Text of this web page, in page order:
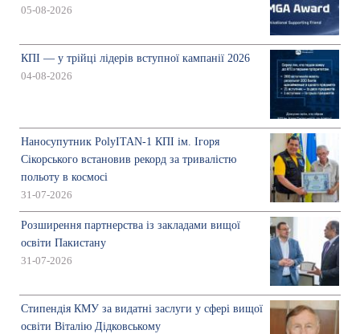
05-08-2026
КПІ — у трійці лідерів вступної кампанії 2026
04-08-2026
Наносупутник PolyITAN-1 КПІ ім. Ігоря
Сікорського встановив рекорд за тривалістю
польоту в космосі
31-07-2026
Розширення партнерства із закладами вищої
освіти Пакистану
31-07-2026
Стипендія КМУ за видатні заслуги у сфері вищої
освіти Віталію Дідковському